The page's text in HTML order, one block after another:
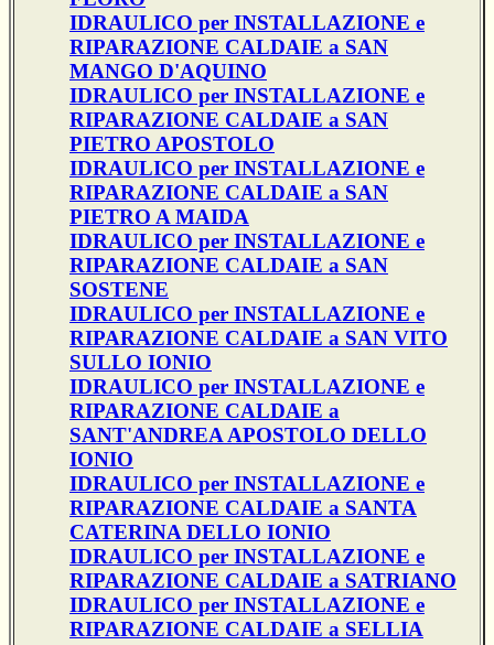
IDRAULICO per INSTALLAZIONE e
RIPARAZIONE CALDAIE a SAN
MANGO D'AQUINO
IDRAULICO per INSTALLAZIONE e
RIPARAZIONE CALDAIE a SAN
PIETRO APOSTOLO
IDRAULICO per INSTALLAZIONE e
RIPARAZIONE CALDAIE a SAN
PIETRO A MAIDA
IDRAULICO per INSTALLAZIONE e
RIPARAZIONE CALDAIE a SAN
SOSTENE
IDRAULICO per INSTALLAZIONE e
RIPARAZIONE CALDAIE a SAN VITO
SULLO IONIO
IDRAULICO per INSTALLAZIONE e
RIPARAZIONE CALDAIE a
SANT'ANDREA APOSTOLO DELLO
IONIO
IDRAULICO per INSTALLAZIONE e
RIPARAZIONE CALDAIE a SANTA
CATERINA DELLO IONIO
IDRAULICO per INSTALLAZIONE e
RIPARAZIONE CALDAIE a SATRIANO
IDRAULICO per INSTALLAZIONE e
RIPARAZIONE CALDAIE a SELLIA